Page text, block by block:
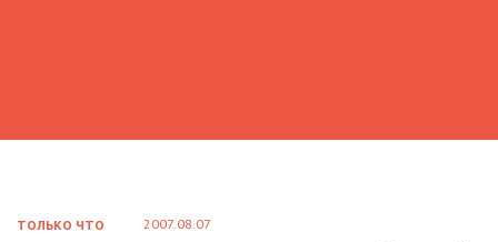
ТОЛЬКО ЧТО 2007.08.07